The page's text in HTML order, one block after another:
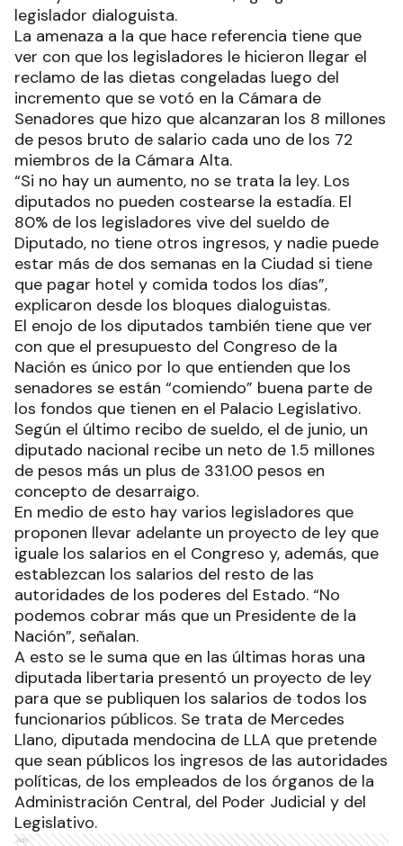
legislador dialoguista.
La amenaza a la que hace referencia tiene que
ver con que los legisladores le hicieron llegar el
reclamo de las dietas congeladas luego del
incremento que se votó en la Cámara de
Senadores que hizo que alcanzaran los 8 millones
de pesos bruto de salario cada uno de los 72
miembros de la Cámara Alta.
“Si no hay un aumento, no se trata la ley. Los
diputados no pueden costearse la estadía. El
80% de los legisladores vive del sueldo de
Diputado, no tiene otros ingresos, y nadie puede
estar más de dos semanas en la Ciudad si tiene
que pagar hotel y comida todos los días”,
explicaron desde los bloques dialoguistas.
El enojo de los diputados también tiene que ver
con que el presupuesto del Congreso de la
Nación es único por lo que entienden que los
senadores se están “comiendo” buena parte de
los fondos que tienen en el Palacio Legislativo.
Según el último recibo de sueldo, el de junio, un
diputado nacional recibe un neto de 1.5 millones
de pesos más un plus de 331.00 pesos en
concepto de desarraigo.
En medio de esto hay varios legisladores que
proponen llevar adelante un proyecto de ley que
iguale los salarios en el Congreso y, además, que
establezcan los salarios del resto de las
autoridades de los poderes del Estado. “No
podemos cobrar más que un Presidente de la
Nación”, señalan.
A esto se le suma que en las últimas horas una
diputada libertaria presentó un proyecto de ley
para que se publiquen los salarios de todos los
funcionarios públicos. Se trata de Mercedes
Llano, diputada mendocina de LLA que pretende
que sean públicos los ingresos de las autoridades
políticas, de los empleados de los órganos de la
Administración Central, del Poder Judicial y del
Legislativo.
Ads